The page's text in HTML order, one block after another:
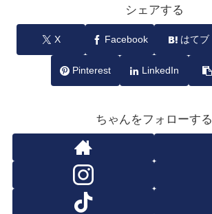
シェアする
X Facebook はてブ
Pinterest LinkedIn
ちゃんをフォローする